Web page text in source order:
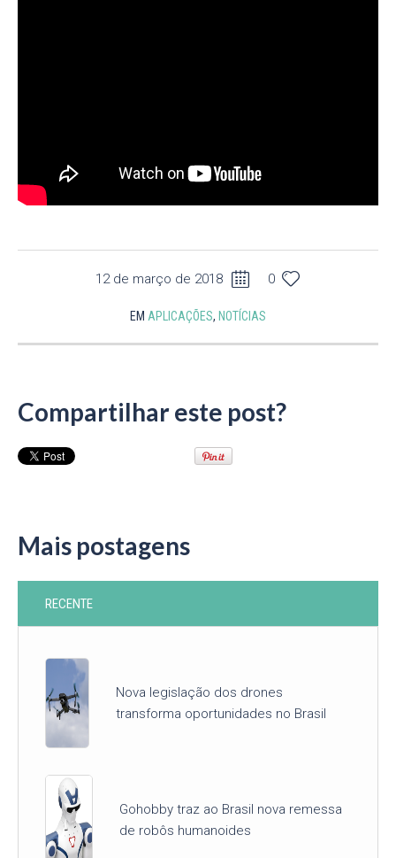
12 de março de 2018 0
EM APLICAÇÕES, NOTÍCIAS
Compartilhar este post?
Mais postagens
RECENTE
Nova legislação dos drones
transforma oportunidades no Brasil
Gohobby traz ao Brasil nova remessa
de robôs humanoides